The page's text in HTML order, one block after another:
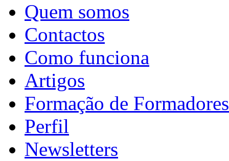
Quem somos
Contactos
Como funciona
Artigos
Formação de Formadores
Perfil
Newsletters